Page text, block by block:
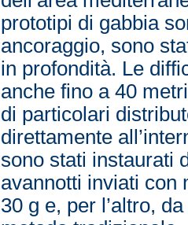
prototipi di gabbia
ancoraggio, sono
in profondità. Le
anche fino a 40
di particolari
direttamente
sono stati instaurati
avannotti inviati con
30 g e, per l’altro,